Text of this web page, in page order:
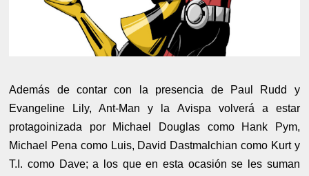
Además de contar con la presencia de Paul Rudd y
Evangeline Lily, Ant-Man y la Avispa volverá a estar
protagoinizada por Michael Douglas como Hank Pym,
Michael Pena como Luis, David Dastmalchian como Kurt y
T.I. como Dave; a los que en esta ocasión se les suman